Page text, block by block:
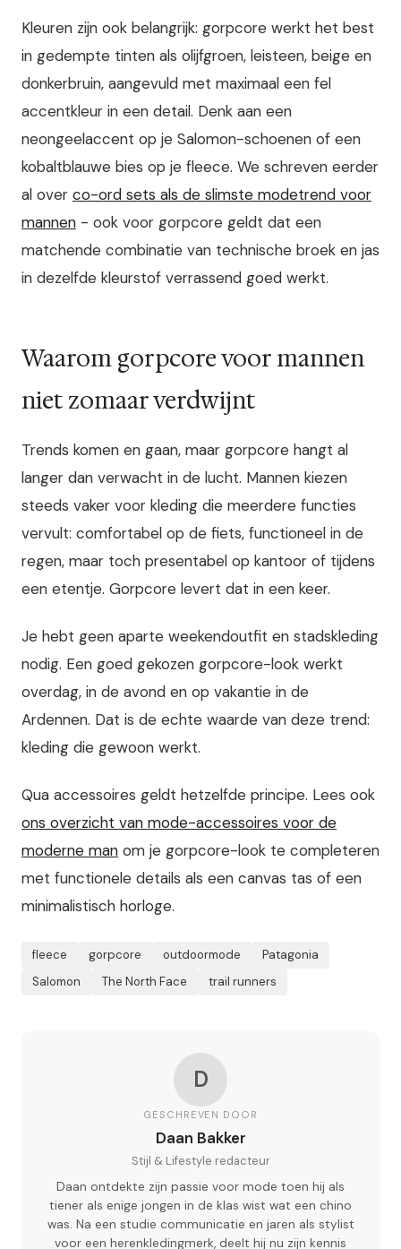
Kleuren zijn ook belangrijk: gorpcore werkt het best
in gedempte tinten als olijfgroen, leisteen, beige en
donkerbruin, aangevuld met maximaal een fel
accentkleur in een detail. Denk aan een
neongeelaccent op je Salomon-schoenen of een
kobaltblauwe bies op je fleece. We schreven eerder
al over co-ord sets als de slimste modetrend voor
mannen - ook voor gorpcore geldt dat een
matchende combinatie van technische broek en jas
in dezelfde kleurstof verrassend goed werkt.
Waarom gorpcore voor mannen
niet zomaar verdwijnt
Trends komen en gaan, maar gorpcore hangt al
langer dan verwacht in de lucht. Mannen kiezen
steeds vaker voor kleding die meerdere functies
vervult: comfortabel op de fiets, functioneel in de
regen, maar toch presentabel op kantoor of tijdens
een etentje. Gorpcore levert dat in een keer.
Je hebt geen aparte weekendoutfit en stadskleding
nodig. Een goed gekozen gorpcore-look werkt
overdag, in de avond en op vakantie in de
Ardennen. Dat is de echte waarde van deze trend:
kleding die gewoon werkt.
Qua accessoires geldt hetzelfde principe. Lees ook
ons overzicht van mode-accessoires voor de
moderne man om je gorpcore-look te completeren
met functionele details als een canvas tas of een
minimalistisch horloge.
fleece gorpcore outdoormode
Patagonia
Salomon
The North Face trail runners
D
GESCHREVEN DOOR
Daan Bakker
Stijl & Lifestyle redacteur
Daan ontdekte zijn passie voor mode toen hij als
tiener als enige jongen in de klas wist wat een chino
was. Na een studie communicatie en jaren als stylist
voor een herenkledingmerk, deelt hij nu zijn kennis